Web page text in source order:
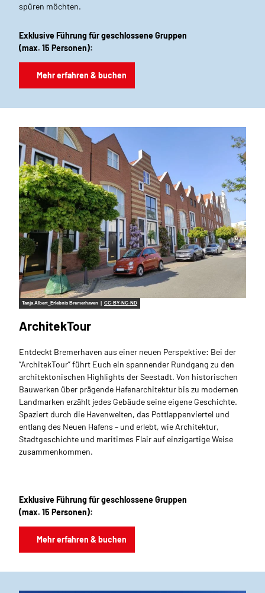
spüren möchten.
Exklusive Führung für geschlossene Gruppen
(max. 15 Personen):
Mehr erfahren & buchen
Tanja Albert_Erlebnis Bremerhaven | CC-BY-NC-ND
ArchitekTour
Entdeckt Bremerhaven aus einer neuen Perspektive: Bei der
“ArchitekTour” führt Euch ein spannender Rundgang zu den
architektonischen Highlights der Seestadt. Von historischen
Bauwerken über prägende Hafenarchitektur bis zu modernen
Landmarken erzählt jedes Gebäude seine eigene Geschichte.
Spaziert durch die Havenwelten, das Pottlappenviertel und
entlang des Neuen Hafens – und erlebt, wie Architektur,
Stadtgeschichte und maritimes Flair auf einzigartige Weise
zusammenkommen.
Exklusive Führung für geschlossene Gruppen
(max. 15 Personen):
Mehr erfahren & buchen